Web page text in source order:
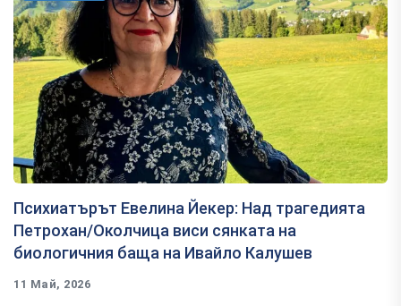
Психиатърът Евелина Йекер: Над трагедията
Петрохан/Околчица виси сянката на
биологичния баща на Ивайло Калушев
11 Май, 2026